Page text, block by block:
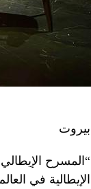
بيروت
“المسرح
الإيطالية في